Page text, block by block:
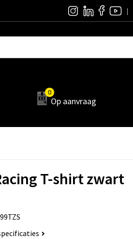
0
Op aanvraag
T-shirt zwart